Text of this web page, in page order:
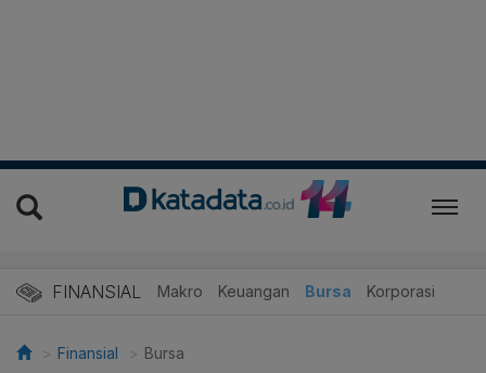
FINANSIAL Makro Keuangan Bursa Korporasi
Finansial Bursa